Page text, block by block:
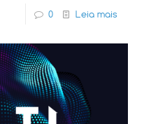
0 Leia mais